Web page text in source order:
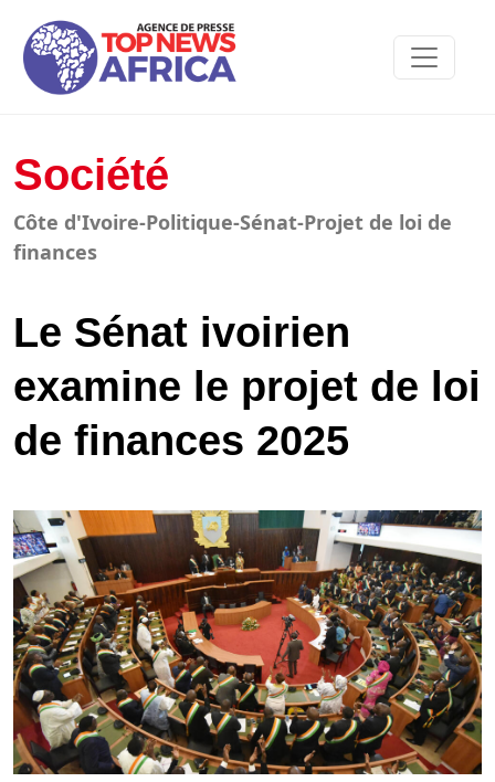
Société
Côte d'Ivoire-Politique-Sénat-Projet de loi de
finances
Le Sénat ivoirien
examine le projet de loi
de finances 2025